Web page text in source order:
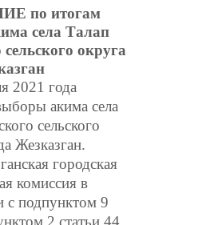
по итогам
села Талап
округа
года
акима села
сельского
Жезказган.
городская
комиссия в
с подпунктом 9
2 статьи 44,